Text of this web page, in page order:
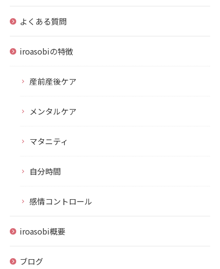
よくある質問
iroasobiの特徴
産前産後ケア
メンタルケア
マタニティ
自分時間
感情コントロール
iroasobi概要
ブログ